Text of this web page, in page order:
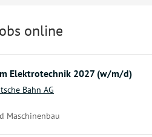
online
Elektrotechnik 2027 (w/m/d)
Bahn AG
Maschinenbau